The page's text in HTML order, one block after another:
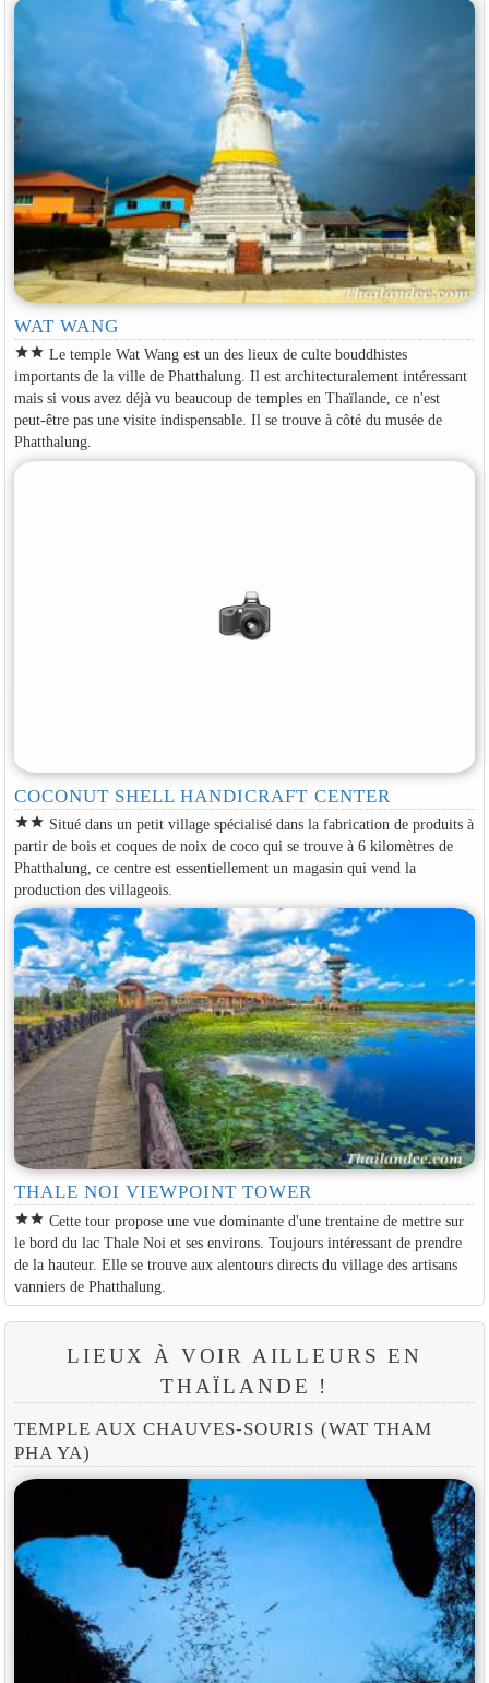
WAT WANG
starstar Le temple Wat Wang est un des lieux de culte bouddhistes
importants de la ville de Phatthalung. Il est architecturalement intéressant
mais si vous avez déjà vu beaucoup de temples en Thaïlande, ce n'est
peut-être pas une visite indispensable. Il se trouve à côté du musée de
Phatthalung.
COCONUT SHELL HANDICRAFT CENTER
starstar Situé dans un petit village spécialisé dans la fabrication de produits à
partir de bois et coques de noix de coco qui se trouve à 6 kilomètres de
Phatthalung, ce centre est essentiellement un magasin qui vend la
production des villageois.
THALE NOI VIEWPOINT TOWER
starstar Cette tour propose une vue dominante d'une trentaine de mettre sur
le bord du lac Thale Noi et ses environs. Toujours intéressant de prendre
de la hauteur. Elle se trouve aux alentours directs du village des artisans
vanniers de Phatthalung.
LIEUX À VOIR AILLEURS EN
THAÏLANDE !
TEMPLE AUX CHAUVES-SOURIS (WAT THAM
PHA YA)